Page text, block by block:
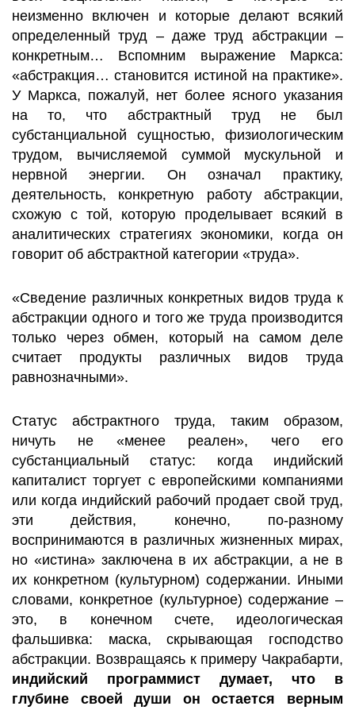
неизменно включен и которые делают всякий
определенный труд – даже труд абстракции –
конкретным… Вспомним выражение Маркса:
«абстракция… становится истиной на практике».
У Маркса, пожалуй, нет более ясного указания
на то, что абстрактный труд не был
субстанциальной сущностью, физиологическим
трудом, вычисляемой суммой мускульной и
нервной энергии. Он означал практику,
деятельность, конкретную работу абстракции,
схожую с той, которую проделывает всякий в
аналитических стратегиях экономики, когда он
говорит об абстрактной категории «труда».
«Сведение различных конкретных видов труда к
абстракции одного и того же труда производится
только через обмен, который на самом деле
считает продукты различных видов труда
равнозначными».
Статус абстрактного труда, таким образом,
ничуть не «менее реален», чего его
субстанциальный статус: когда индийский
капиталист торгует с европейскими компаниями
или когда индийский рабочий продает свой труд,
эти действия, конечно, по-разному
воспринимаются в различных жизненных мирах,
но «истина» заключена в их абстракции, а не в
их конкретном (культурном) содержании. Иными
словами, конкретное (культурное) содержание –
это, в конечном счете, идеологическая
фальшивка: маска, скрывающая господство
абстракции. Возвращаясь к примеру Чакрабарти,
индийский программист думает, что в
глубине своей души он остается верным